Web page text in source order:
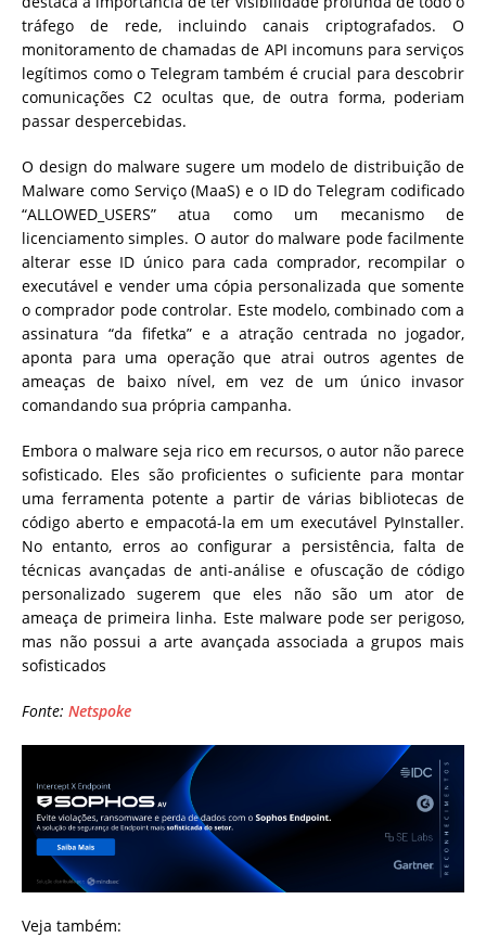
tráfego de rede, incluindo canais criptografados. O
monitoramento de chamadas de API incomuns para serviços
legítimos como o Telegram também é crucial para descobrir
comunicações C2 ocultas que, de outra forma, poderiam
passar despercebidas.
O design do malware sugere um modelo de distribuição de
Malware como Serviço (MaaS) e o ID do Telegram codificado
“ALLOWED_USERS” atua como um mecanismo de
licenciamento simples. O autor do malware pode facilmente
alterar esse ID único para cada comprador, recompilar o
executável e vender uma cópia personalizada que somente
o comprador pode controlar. Este modelo, combinado com a
assinatura “da fifetka” e a atração centrada no jogador,
aponta para uma operação que atrai outros agentes de
ameaças de baixo nível, em vez de um único invasor
comandando sua própria campanha.
Embora o malware seja rico em recursos, o autor não parece
sofisticado. Eles são proficientes o suficiente para montar
uma ferramenta potente a partir de várias bibliotecas de
código aberto e empacotá-la em um executável PyInstaller.
No entanto, erros ao configurar a persistência, falta de
técnicas avançadas de anti-análise e ofuscação de código
personalizado sugerem que eles não são um ator de
ameaça de primeira linha. Este malware pode ser perigoso,
mas não possui a arte avançada associada a grupos mais
sofisticados
Fonte: Netspoke
Veja também: